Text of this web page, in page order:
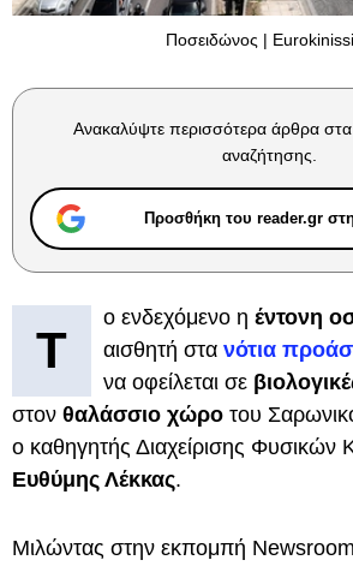
Ποσειδώνος |
Ανακαλύψτε περισσότερα άρθρα
αναζήτησης.
Προσθήκη του reader.gr
Τ
ο ενδεχόμενο η έντονη
αισθητή στα νότια
να οφείλεται σε
στον θαλάσσιο χώρο του
ο καθηγητής Διαχείρισης Φυσικών
Ευθύμης Λέκκας.
Mιλώντας στην εκπομπή